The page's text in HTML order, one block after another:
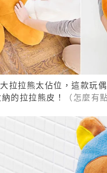
拉拉熊太佔位，這款玩
的拉拉熊皮！
（怎麼有